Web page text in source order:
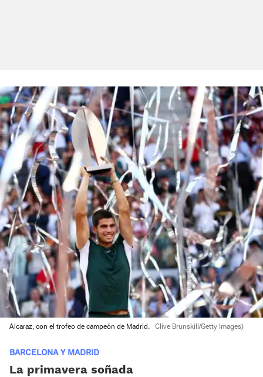
Alcaraz, con el trofeo de campeón de Madrid. Clive Brunskill/Getty Images)
BARCELONA Y MADRID
La primavera soñada